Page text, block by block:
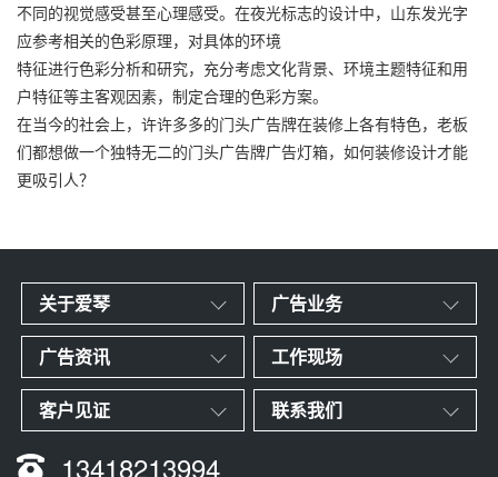
不同的视觉感受甚至心理感受。在夜光标志的设计中，山东发光字
应参考相关的色彩原理，对具体的环境
特征进行色彩分析和研究，充分考虑文化背景、环境主题特征和用
户特征等主客观因素，制定合理的色彩方案。
在当今的社会上，许许多多的门头广告牌在装修上各有特色，老板
们都想做一个独特无二的门头广告牌广告灯箱，如何装修设计才能
更吸引人？
关于爱琴 广告业务
广告资讯 工作现场
客户见证 联系我们
13418213994